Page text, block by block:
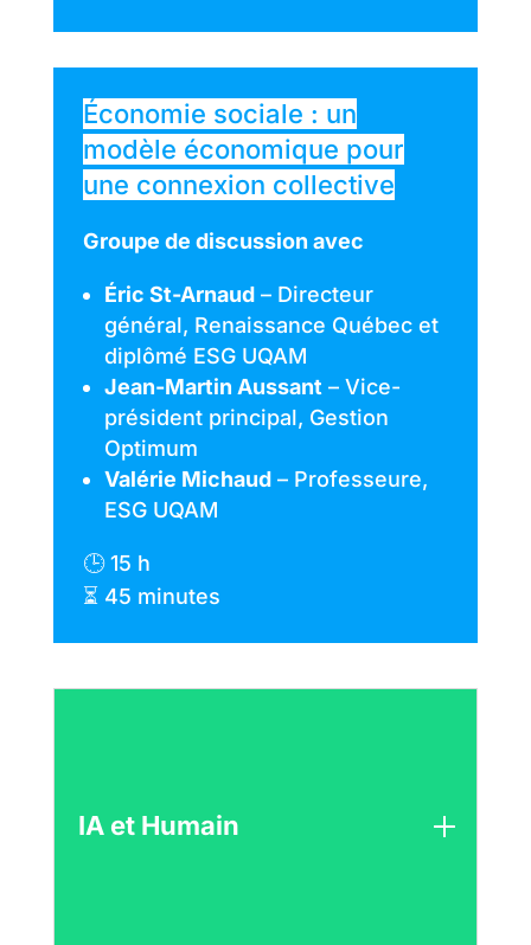
Économie sociale : un
modèle économique pour
une connexion collective
Groupe de discussion avec
Éric St-Arnaud– Directeur
général, Renaissance Québecet
diplômé ESG UQAM
Jean-Martin Aussant– Vice-
président principal, Gestion
Optimum
Valérie Michaud– Professeure,
ESG UQAM
🕒 15 h
⏳ 45 minutes
IA et Humain